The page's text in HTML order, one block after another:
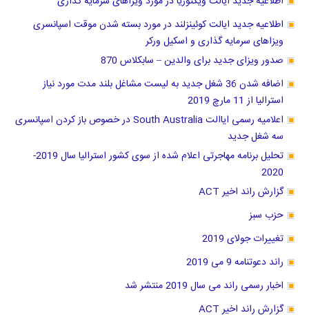
اطلاعیه جدید ایالت کوئینزلند در مورد بسته شدن موقت اسپانسری
ویزاهای سرمایه گذاری و اسکیل ورکر
صدور ویزای جدید برای والدین – سابکلاس 870
اضافه شدن 36 شغل جدید به لیست مشاغل بلند مدت مورد نیاز
استرالیا از 11 مارچ 2019
اعلامیه رسمی ایاالت South Australia در خصوص باز کردن اسپانسری
سه شغل جدید
تحلیل برنامه مهاجرتی اعلام شده از سوی کشور استرالیا سال 2019-
2020
گزارش راند اخیر ACT
حزب سبز
تغییرات جولای 2019
راند دعوتنامه 9 می 2019
اخبار رسمی راند می سال 2019 منتشر شد
گزارش راند اخیر ACT